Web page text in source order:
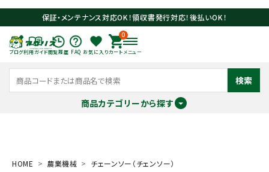
保証・メンテナンス対応OK！領収書発行対応！後払いOK！
ブログ利用ガイド閲覧履歴 FAQ お気に入り
0
カート メニュー
検索
商品カテゴリーから探す
HOME 農業機械
チェーンソー（チェンソー）